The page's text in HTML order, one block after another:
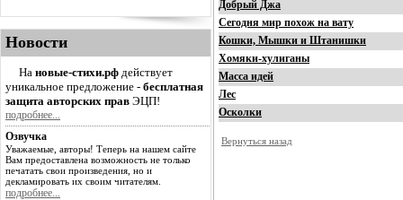
Новости
На новые-стихи.рф действует
уникальное предложение - бесплатная
защита авторских прав ЭЦП!
подробнее...
Озвучка
Уважаемые, авторы! Теперь на нашем сайте
Вам предоставлена возможность не только
печатать свои произведения, но и
декламировать их своим читателям.
подробнее...
Добрый Джа
Сегодня мир похож на вату
Кошки, Мышки и Штанишки
Хомяки-хулиганы
Масса идей
Лес
Осколки
Вернуться назад